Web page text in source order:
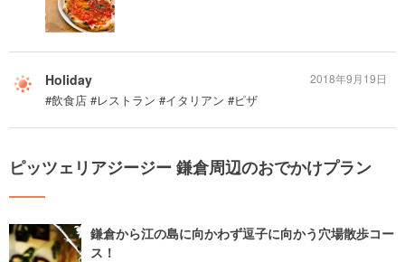
Holiday
#飲食店 #レストラン #イタリアン #ピザ
2018年9月19日
ピッツェリアジージー 鎌倉周辺のおでかけプラン
鎌倉から江の島に向かわず逗子に向かう穴場散歩コー
ス！